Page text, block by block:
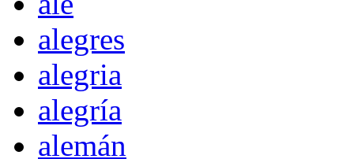
alegres
alegria
alegría
alemán